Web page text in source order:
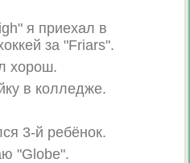
я приехал в
за "Friars".
хорош.
в колледже.
3-й ребёнок.
"Globe".